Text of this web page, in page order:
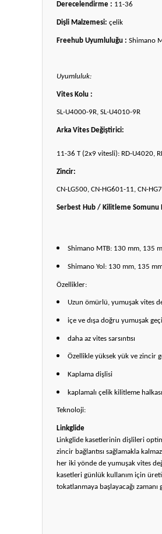
Derecelendirme : 11-36
Dişli Malzemesi: çelik
Freehub Uyumluluğu : Shimano
Uyumluluk:
Vites Kolu :
SL-U4000-9R, SL-U4010-9R
Arka Vites Değiştirici:
11-36 T (2x9 vitesli): RD-U4020,
Zincir:
CN-LG500, CN-HG601-11, CN-
Serbest Hub / Kilitleme Somunu
Shimano MTB: 130 mm, 135
Shimano Yol: 130 mm, 135
Özellikler:
Uzun ömürlü, yumuşak vites
içe ve dışa doğru yumuşak
daha az vites sarsıntısı
Özellikle yüksek yük ve zincir
Kaplama dişlisi
kaplamalı çelik kilitleme halkası
Teknoloji:
Linkglide
Linkglide kasetlerinin dişlileri
zincir bağlantısı sağlamakla
her iki yönde de yumuşak vites
kasetleri günlük kullanım için
tokatlanmaya başlayacağı zamanı